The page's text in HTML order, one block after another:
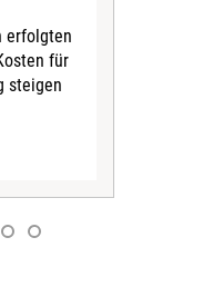
erfolgten
für
steigen